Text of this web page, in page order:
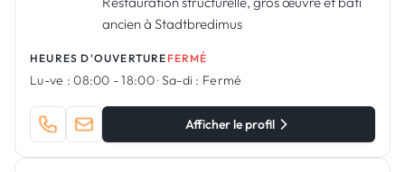
ancien à Stadtbredimus
HEURES D'OUVERTURE FERMÉ
Lu-ve : 08:00 - 18:00·Sa-di : Fermé
Afficher le profil